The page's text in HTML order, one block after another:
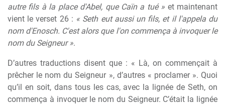
autre fils à la place d'Abel, que Caïn a tué » et maintenant
vient le verset 26 : « Seth eut aussi un fils, et il l'appela du
nom d'Enosch. C'est alors que l'on commença à invoquer le
nom du Seigneur ».
D’autres traductions disent que : « Là, on commençait à
prêcher le nom du Seigneur », d’autres « proclamer ». Quoi
qu’il en soit, dans tous les cas, avec la lignée de Seth, on
commença à invoquer le nom du Seigneur. C’était la lignée